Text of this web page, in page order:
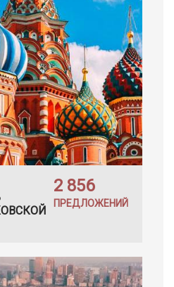
2 856
ПРЕДЛОЖЕНИЙ